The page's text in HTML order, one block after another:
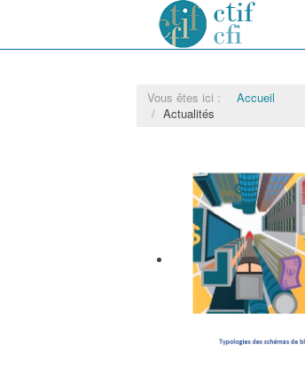
Vous êtes ici :
Accueil
Actualités